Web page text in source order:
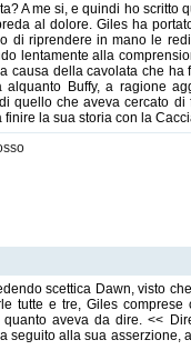
A me si, e quindi ho scritto
al dolore. Giles ha
di riprendere in mano le
lentamente alla
della cavolata che
Buffy, a ragione
che aveva cercato
la sua storia con la
scettica Dawn, visto
tutte e tre, Giles
aveva da dire. <<
alla sua